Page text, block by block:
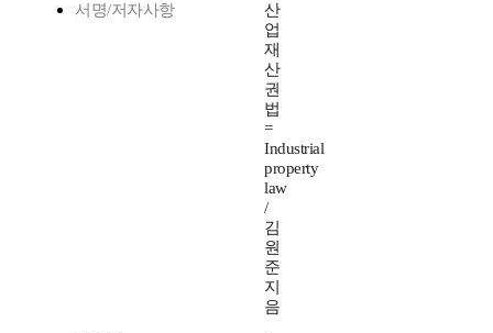
서명/저자사항
산
업
재
산
권
법
=
Industrial
property
law
/
김
원
준
지
음